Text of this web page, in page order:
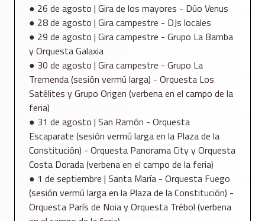
● 26 de agosto | Gira de los mayores - Dúo Venus
● 28 de agosto | Gira campestre - DJs locales
● 29 de agosto | Gira campestre - Grupo La Bamba
y Orquesta Galaxia
● 30 de agosto | Gira campestre - Grupo La
Tremenda (sesión vermú larga) - Orquesta Los
Satélites y Grupo Origen (verbena en el campo de la
feria)
● 31 de agosto | San Ramón - Orquesta
Escaparate (sesión vermú larga en la Plaza de la
Constitución) - Orquesta Panorama City y Orquesta
Costa Dorada (verbena en el campo de la feria)
● 1 de septiembre | Santa María - Orquesta Fuego
(sesión vermú larga en la Plaza de la Constitución) -
Orquesta París de Noia y Orquesta Trébol (verbena